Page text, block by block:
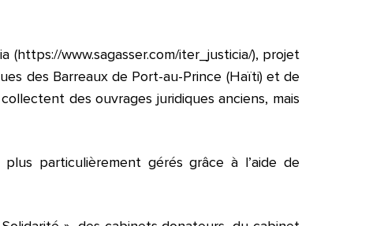
www.sagasser.com/iter_justicia/), projet
des Barreaux de Port-au-Prince (Haïti) et de
des ouvrages juridiques anciens, mais
particulièrement gérés grâce à l’aide de